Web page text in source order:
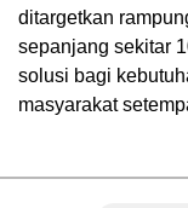
ditargetkan
sepanjang sekitar
solusi bagi
masyarakat